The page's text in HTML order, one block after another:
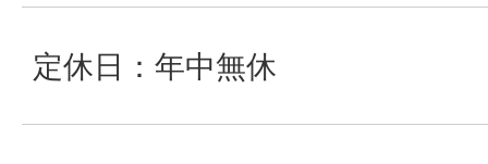
定休日：年中無休